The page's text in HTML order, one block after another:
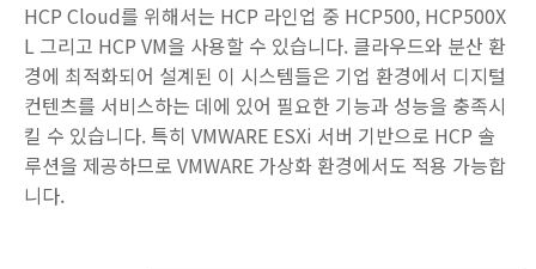
HCP Cloud를 위해서는 HCP 라인업 중 HCP500, HCP500X
L 그리고 HCP VM을 사용할 수 있습니다. 클라우드와 분산 환
경에 최적화되어 설계된 이 시스템들은 기업 환경에서 디지털
컨텐츠를 서비스하는 데에 있어 필요한 기능과 성능을 충족시
킬 수 있습니다. 특히 VMWARE ESXi 서버 기반으로 HCP 솔
루션을 제공하므로 VMWARE 가상화 환경에서도 적용 가능합
니다.